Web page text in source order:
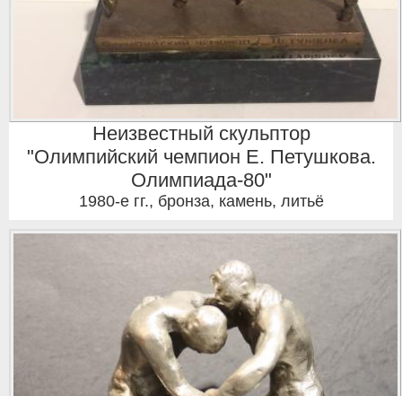
Неизвестный скульптор
"Олимпийский чемпион Е. Петушкова.
Олимпиада-80"
1980-е гг., бронза, камень, литьё